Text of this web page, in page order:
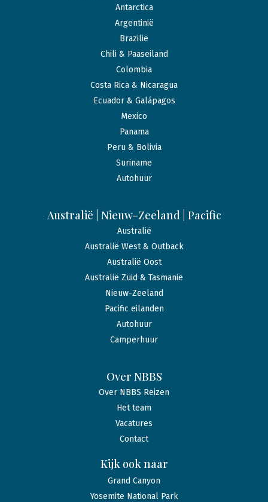
Antarctica
Argentinië
Brazilië
Chili & Paaseiland
Colombia
Costa Rica & Nicaragua
Ecuador & Galápagos
Mexico
Panama
Peru & Bolivia
Suriname
Autohuur
Australië | Nieuw-Zeeland | Pacific
Australië
Australië West & Outback
Australië Oost
Australië Zuid & Tasmanië
Nieuw-Zeeland
Pacific eilanden
Autohuur
Camperhuur
Over NBBS
Over NBBS Reizen
Het team
Vacatures
Contact
Kijk ook naar
Grand Canyon
Yosemite National Park